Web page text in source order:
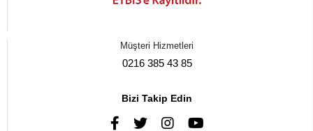
Müşteri Hizmetleri
0216 385 43 85
Bizi Takip Edin